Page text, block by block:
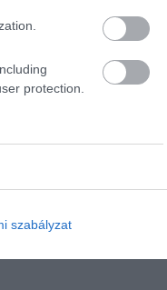
protection.
szabályzat
is